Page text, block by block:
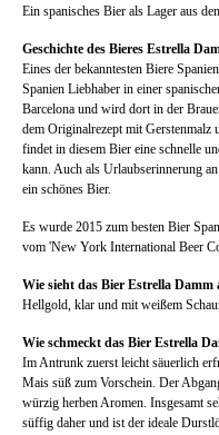
Ein spanisches Bier als Lager aus
Geschichte des Bieres Estrella
Eines der bekanntesten Biere
Spanien Liebhaber in einer
Barcelona und wird dort in der
dem Originalrezept mit Gerstenmalz
findet in diesem Bier eine schnelle
kann. Auch als Urlaubserinnerung
ein schönes Bier.
Es wurde 2015 zum besten Bier
vom 'New York International Beer
Wie sieht das Bier Estrella Damm
Hellgold, klar und mit weißem
Wie schmeckt das Bier Estrella
Im Antrunk zuerst leicht säuerlich
Mais süß zum Vorschein. Der
würzig herben Aromen. Insgesamt
süffig daher und ist der ideale